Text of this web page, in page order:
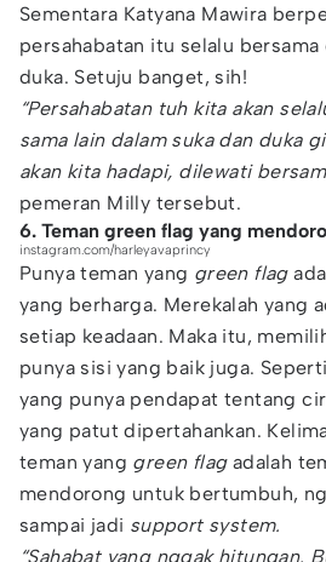
Sementara Katyana Mawira
persahabatan itu selalu bersama
duka. Setuju banget, sih!
“Persahabatan tuh kita akan
sama lain dalam suka dan duka
akan kita hadapi, dilewati
pemeran Milly tersebut.
6. Teman green flag yang
instagram.com/harleyavaprincy
Punya teman yang green flag
yang berharga. Merekalah yang
setiap keadaan. Maka itu,
punya sisi yang baik juga.
yang punya pendapat tentang
yang patut dipertahankan.
teman yang green flagadalah
mendorong untuk bertumbuh,
sampai jadi support system.
“Sahabat yang nggak hitungan.